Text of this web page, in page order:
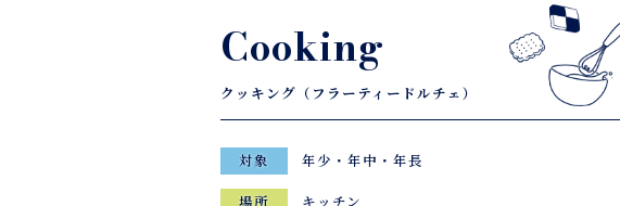
Cooking
クッキング（フラーティードルチェ）
対象 年少・年中・年長
場所 キッチン